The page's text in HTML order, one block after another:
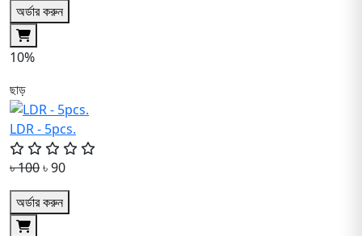
অর্ডার করুন
10%
ছাড়
LDR - 5pcs.
৳ 100৳ 90
অর্ডার করুন